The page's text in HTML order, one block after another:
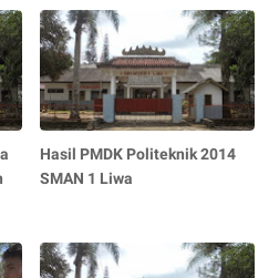
Hasil PMDK Politeknik 2014
SMAN 1 Liwa